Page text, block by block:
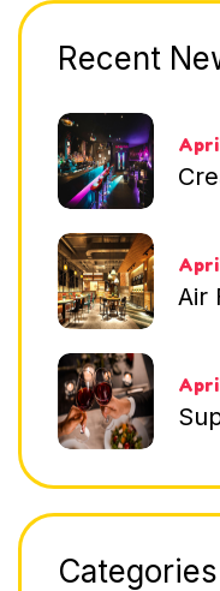
Recent
Air
Categories